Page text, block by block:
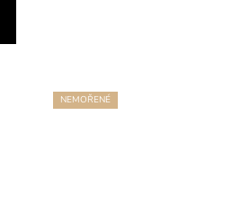
NEMOŘENÉ